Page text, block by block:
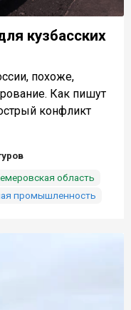
кузбасских
похоже,
Как пишут
конфликт
область
промышленность